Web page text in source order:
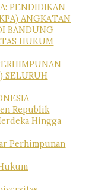
PENDIDIKAN
ANGKATAN
BANDUNG
HUKUM
SELURUH
Republik
Hingga
Perhimpunan